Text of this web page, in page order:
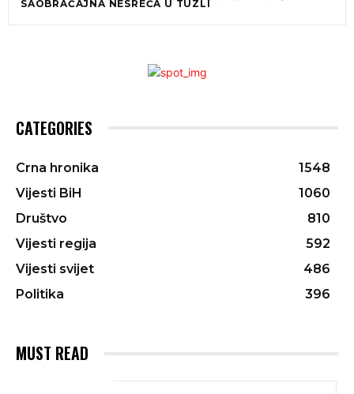
SAOBRAĆAJNA NESREĆA U TUZLI
CATEGORIES
Crna hronika
1548
Vijesti BiH
1060
Društvo
810
Vijesti regija
592
Vijesti svijet
486
Politika
396
MUST READ